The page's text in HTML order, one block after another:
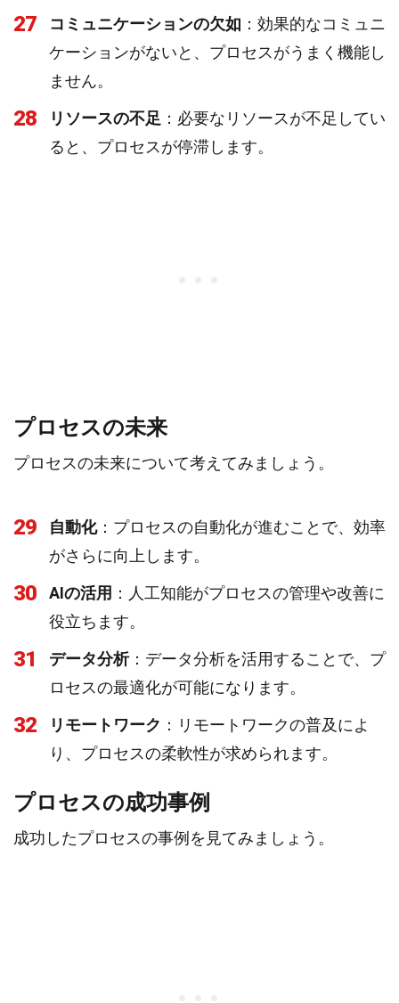
27 コミュニケーションの欠如 ：効果的なコミュニ
ケーションがないと、プロセスがうまく機能し
ません。
28 リソースの不足 ：必要なリソースが不足してい
ると、プロセスが停滞します。
プロセスの未来
プロセスの未来について考えてみましょう。
29 自動化：プロセスの自動化が進むことで、効率
がさらに向上します。
30 AIの活用 ：人工知能がプロセスの管理や改善に
役立ちます。
31 データ分析：データ分析を活用することで、プ
ロセスの最適化が可能になります。
32 リモートワーク ：リモートワークの普及によ
り、プロセスの柔軟性が求められます。
プロセスの成功事例
成功したプロセスの事例を見てみましょう。